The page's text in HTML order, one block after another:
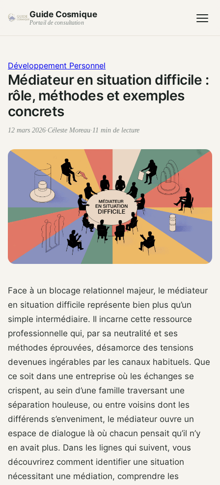
Guide Cosmique
Portail de consultation
Développement Personnel
Médiateur en situation difficile :
rôle, méthodes et exemples
concrets
12 mars 2026·Céleste Moreau·11 min de lecture
Face à un blocage relationnel majeur, le médiateur
en situation difficile représente bien plus qu’un
simple intermédiaire. Il incarne cette ressource
professionnelle qui, par sa neutralité et ses
méthodes éprouvées, désamorce des tensions
devenues ingérables par les canaux habituels. Que
ce soit dans une entreprise où les échanges se
crispent, au sein d’une famille traversant une
séparation houleuse, ou entre voisins dont les
différends s’enveniment, le médiateur ouvre un
espace de dialogue là où chacun pensait qu’il n’y
en avait plus. Dans les lignes qui suivent, vous
découvrirez comment identifier une situation
nécessitant une médiation, comprendre les